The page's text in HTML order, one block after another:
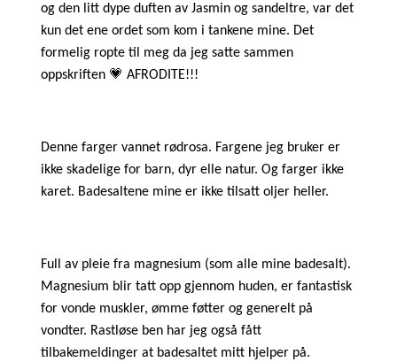
og den litt dype duften av Jasmin og sandeltre, var det
kun det ene ordet som kom i tankene mine. Det
formelig ropte til meg da jeg satte sammen
oppskriften 💗 AFRODITE!!!
Denne farger vannet rødrosa. Fargene jeg bruker er
ikke skadelige for barn, dyr elle natur. Og farger ikke
karet. Badesaltene mine er ikke tilsatt oljer heller.
Full av pleie fra magnesium (som alle mine badesalt).
Magnesium blir tatt opp gjennom huden, er fantastisk
for vonde muskler, ømme føtter og generelt på
vondter. Rastløse ben har jeg også fått
tilbakemeldinger at badesaltet mitt hjelper på.